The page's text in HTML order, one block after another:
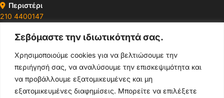
Σεβόμαστε την ιδιωτικότητά σας.
Χρησιμοποιούμε cookies για να βελτιώσουμε την
περιήγησή σας, να αναλύσουμε την επισκεψιμότητα και
να προβάλλουμε εξατομικευμένες και μη
εξατομικευμένες διαφημίσεις. Μπορείτε να επιλέξετε
Περιστέρι
210 4400147
Ωράρια & Διευθύνσεις →
210 4929089
Κεντρικό τηλέφωνο